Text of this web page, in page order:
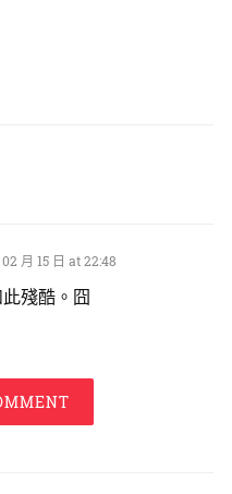
02 月 15 日 at 22:48
殘酷。囧